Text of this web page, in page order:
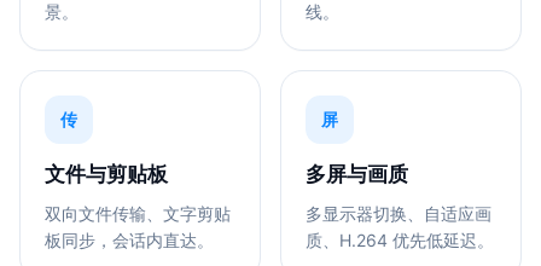
景。
线。
传
文件与剪贴板
双向文件传输、文字剪贴
板同步，会话内直达。
屏
多屏与画质
多显示器切换、自适应画
质、H.264 优先低延迟。